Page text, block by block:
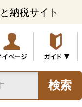
納税サイト
検索